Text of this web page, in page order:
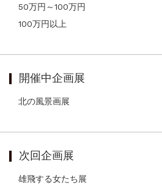
50万円～100万円
100万円以上
開催中企画展
北の風景画展
次回企画展
雄飛する女たち展